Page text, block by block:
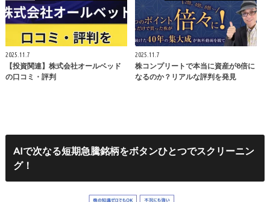
2025.11.7
【投資関連】株式会社オールベッド
の口コミ・評判
2025.11.7
株コンプリートで本当に資産が8倍に
なるのか？リアルな評判を発見
AIで次なる短期急騰銘柄をボタンひとつでスクリーニン
グ！